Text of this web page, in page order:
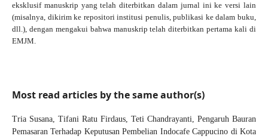
eksklusif manuskrip yang telah diterbitkan dalam jurnal ini ke versi lain
(misalnya, dikirim ke repositori institusi penulis, publikasi ke dalam buku,
dll.), dengan mengakui bahwa manuskrip telah diterbitkan pertama kali di
EMJM.
Most read articles by the same author(s)
Tria Susana, Tifani Ratu Firdaus, Teti Chandrayanti,Pengaruh Bauran
Pemasaran Terhadap Keputusan Pembelian Indocafe Cappucino di Kota